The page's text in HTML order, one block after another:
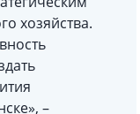
хозяйства.
–